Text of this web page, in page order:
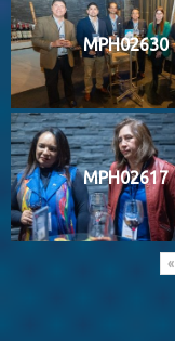
MPH02630
MPH02617
«